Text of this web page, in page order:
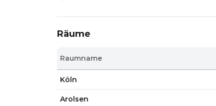
Räume
Raumname
Köln
Arolsen